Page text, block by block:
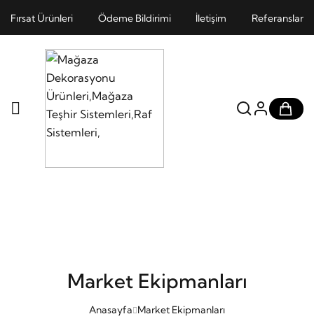
Fırsat Ürünleri Ödeme Bildirimi İletişim Referanslar
Market Ekipmanları
Anasayfa Market Ekipmanları